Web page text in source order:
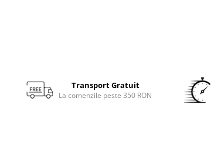
Transport Gratuit
La comenzile peste 350 RON